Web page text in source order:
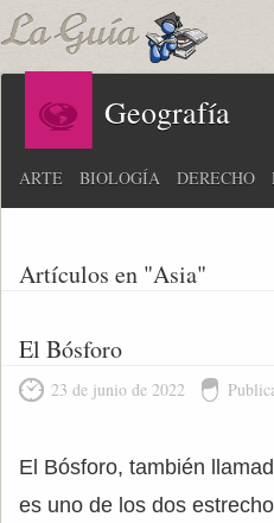
Geografía
ARTE BIOLOGÍA DERECHO
Artículos en "Asia"
El Bósforo
23 de junio de 2022
El Bósforo, también
es uno de los dos